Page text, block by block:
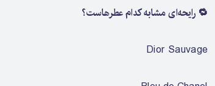
🔁 رایحه‌ای مشابه کدام عطرهاست؟
Dior Sauvage